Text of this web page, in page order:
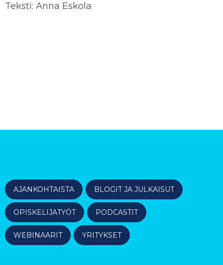
Teksti: Anna Eskola
AJANKOHTAISTA BLOGIT JA JULKAISUT
OPISKELIJATYÖT PODCASTIT
WEBINAARIT YRITYKSET